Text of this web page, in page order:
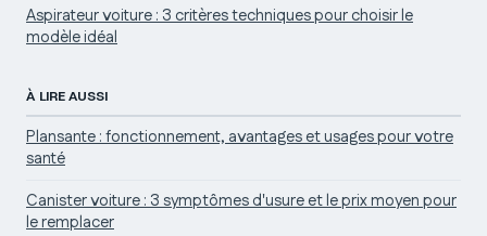
Aspirateur voiture : 3 critères techniques pour choisir le
modèle idéal
À LIRE AUSSI
Plansante : fonctionnement, avantages et usages pour votre
santé
Canister voiture : 3 symptômes d'usure et le prix moyen pour
le remplacer